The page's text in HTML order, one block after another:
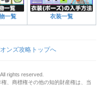
一覧 衣装一覧
ンズ攻略トップへ
rights reserved.
、商標権その他の知的財産権は、当